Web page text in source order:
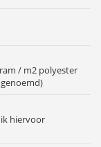
/ m2 polyester
hiervoor